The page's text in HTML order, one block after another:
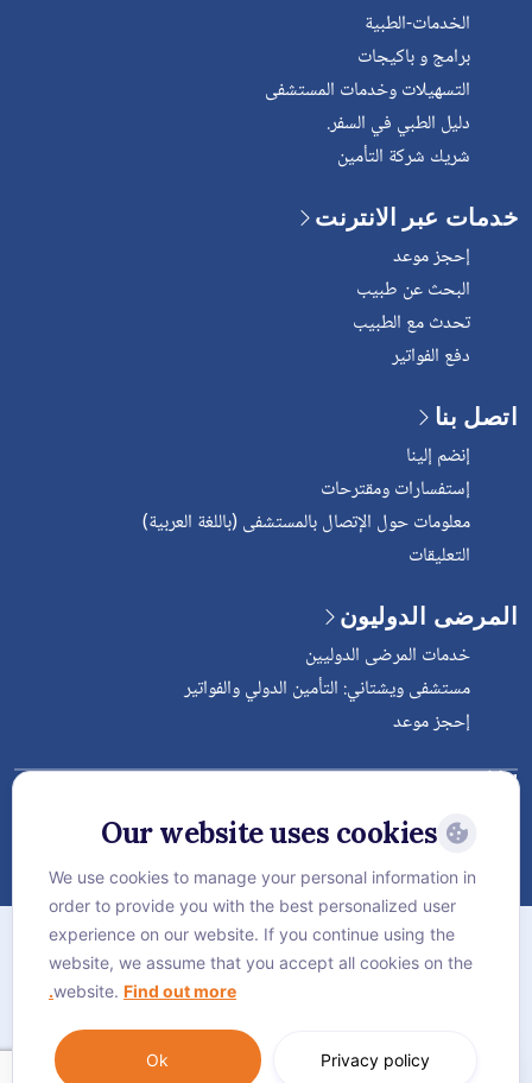
الخدمات-الطبية
برامج و باكيجات
التسهيلات وخدمات المستشفى
دليل الطبي في السفر.
شريك شركة التأمين
خدمات عبر الانترنت
إحجز موعد
البحث عن طبيب
تحدث مع الطبيب
دفع الفواتير
اتصل بنا
إنضم إلينا
إستفسارات ومقترحات
معلومات حول الإتصال بالمستشفى (باللغة العربية)
التعليقات
المرضى الدوليون
خدمات المرضى الدوليين
مستشفى ويشتاني: التأمين الدولي والفواتير
إحجز موعد
Follow Vejthani International
Hospital
الخريطة
سياسة الخصوصية
العربية
Our website uses cookies
We use cookies to manage your personal information in
order to provide you with the best personalized user
experience on our website. If you continue using the
website, we assume that you accept all cookies on the
website. Find out more.
Ok Privacy policy